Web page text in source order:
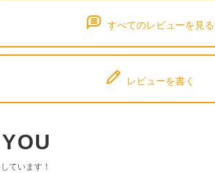
すべてのレビューを見る
レビューを書く
ています！